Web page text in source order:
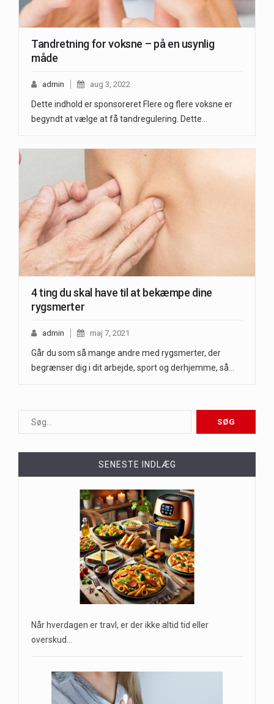
Tandretning for voksne – på en usynlig
måde
admin aug 3, 2022
Dette indhold er sponsoreret Flere og flere voksne er
begyndt at vælge at få tandregulering. Dette…
4 ting du skal have til at bekæmpe dine
rygsmerter
admin maj 7, 2021
Går du som så mange andre med rygsmerter, der
begrænser dig i dit arbejde, sport og derhjemme, så…
SENESTE INDLÆG
Når hverdagen er travl, er der ikke altid tid eller
overskud…